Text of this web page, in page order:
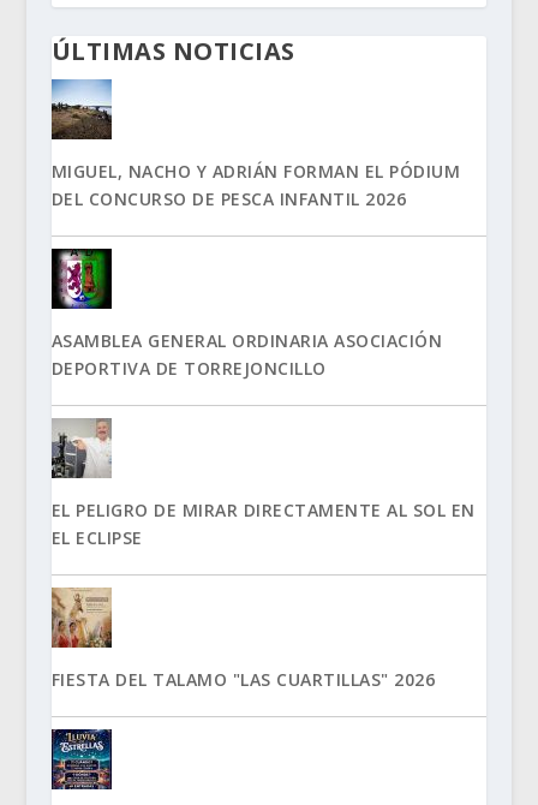
ÚLTIMAS NOTICIAS
MIGUEL, NACHO Y ADRIÁN FORMAN EL PÓDIUM
DEL CONCURSO DE PESCA INFANTIL 2026
ASAMBLEA GENERAL ORDINARIA ASOCIACIÓN
DEPORTIVA DE TORREJONCILLO
EL PELIGRO DE MIRAR DIRECTAMENTE AL SOL EN
EL ECLIPSE
FIESTA DEL TALAMO "LAS CUARTILLAS" 2026